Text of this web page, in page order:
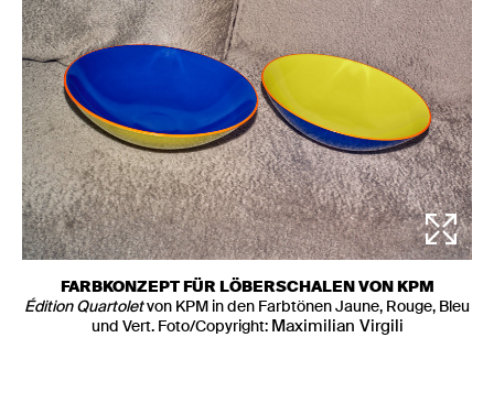
FARBKONZEPT FÜR LÖBERSCHALEN VON KPM
Édition Quartoletvon KPM in den Farbtönen Jaune, Rouge, Bleu
und Vert. Foto/Copyright: Maximilian Virgili